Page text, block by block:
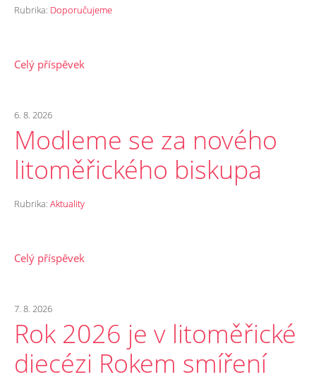
Rubrika: Doporučujeme
Celý příspěvek
6. 8. 2026
Modleme se za nového
litoměřického biskupa
Rubrika: Aktuality
Celý příspěvek
7. 8. 2026
Rok 2026 je v litoměřické
diecézi Rokem smíření